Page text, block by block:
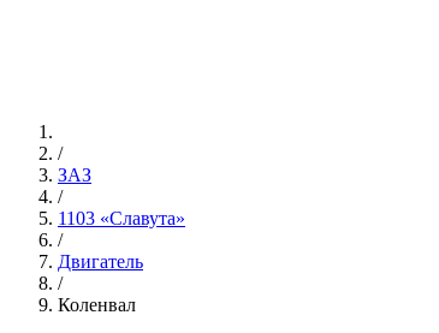
/
ЗАЗ
/
1103 «Славута»
/
Двигатель
/
Коленвал